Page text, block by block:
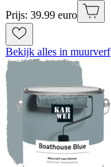
Prijs: 39.99 euro
Bekijk alles in muurverf